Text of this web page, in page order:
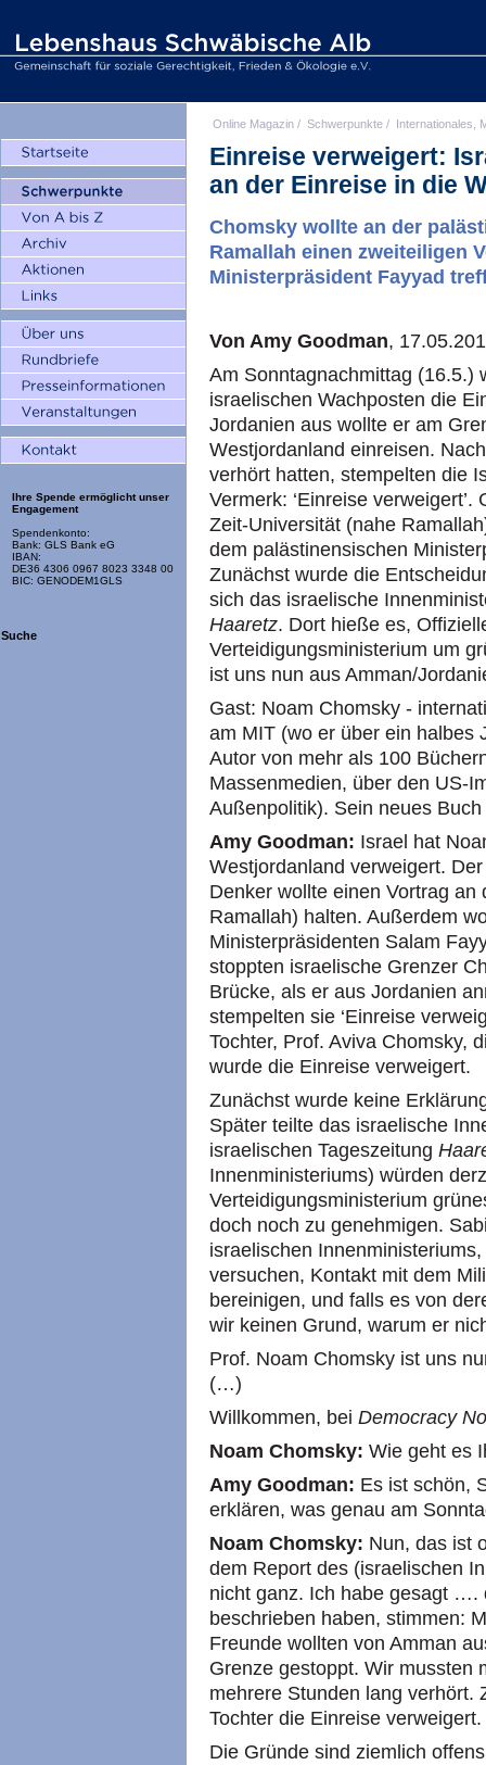
Ihre Spende ermöglicht unser
Engagement
Spendenkonto:
Bank: GLS Bank eG
IBAN:
DE36 4306 0967 8023 3348 00
BIC: GENODEM1GLS
Suche
Online Magazin / Schwerpunkte / Internationales,
Einreise verweigert:
an der Einreise in die
Chomsky wollte an der
Ramallah einen zweiteiligen
Ministerpräsident Fayyad
Von Amy Goodman,
Am Sonntagnachmittag (16.5.)
israelischen Wachposten die
Jordanien aus wollte er am
Westjordanland einreisen.
verhört hatten, stempelten die
Vermerk: ‘Einreise
Zeit-Universität (nahe
dem palästinensischen
Zunächst wurde die
sich das israelische
Haaretz. Dort hieße es,
Verteidigungsministerium um
ist uns nun aus Amman/
Gast: Noam Chomsky -
am MIT (wo er über ein halbes
Autor von mehr als 100
Massenmedien, über den US-
Außenpolitik). Sein neues
Amy Goodman: Israel hat
Westjordanland verweigert.
Denker wollte einen Vortrag
Ramallah) halten. Außerdem
Ministerpräsidenten Salam
stoppten israelische Grenzer
Brücke, als er aus Jordanien
stempelten sie ‘Einreise
Tochter, Prof. Aviva Chomsky,
wurde die Einreise verweigert.
Zunächst wurde keine
Später teilte das israelische
israelischen Tageszeitung
Innenministeriums) würden
Verteidigungsministerium
doch noch zu genehmigen.
israelischen
versuchen, Kontakt mit dem
bereinigen, und falls es von
wir keinen Grund, warum er
Prof. Noam Chomsky ist uns
(…)
Willkommen, bei Democracy
Noam Chomsky: Wie geht es
Amy Goodman: Es ist schön,
erklären, was genau am
Noam Chomsky: Nun, das ist
dem Report des (israelischen
nicht ganz. Ich habe gesagt ….
beschrieben haben, stimmen:
Freunde wollten von Amman
Grenze gestoppt. Wir mussten
mehrere Stunden lang verhört.
Tochter die Einreise verweigert.
Die Gründe sind ziemlich